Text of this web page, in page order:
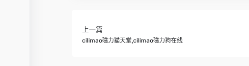
上一篇
cilimao磁力猫天堂,cilimao磁力狗在线